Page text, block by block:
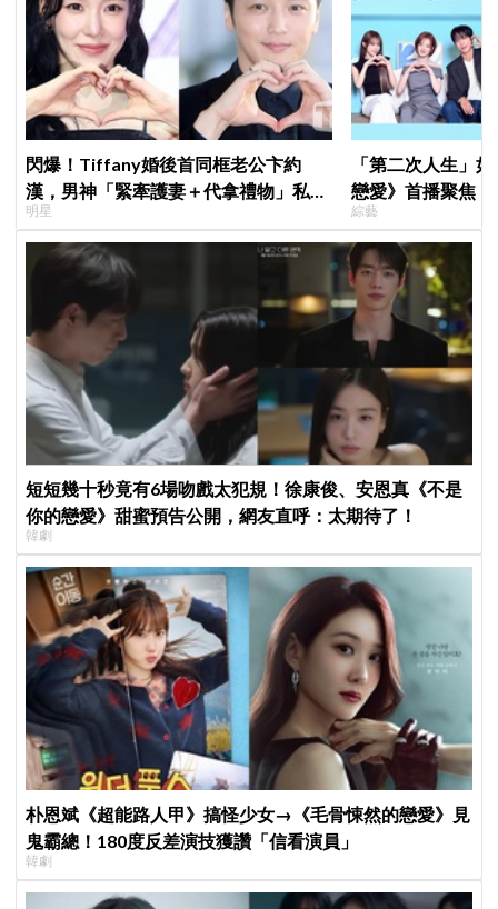
閃爆！Tiffany婚後首同框老公卞約
漢，男神「緊牽護妻＋代拿禮物」私下
甜度超標
明星
「第二次人生」
戀愛》首播聚焦
全場淚崩，初見
綜藝
短短幾十秒竟有6場吻戲太犯規！徐康俊、安恩真《不是
你的戀愛》甜蜜預告公開，網友直呼：太期待了！
韓劇
朴恩斌《超能路人甲》搞怪少女→《毛骨悚然的戀愛》見
鬼霸總！180度反差演技獲讚「信看演員」
韓劇